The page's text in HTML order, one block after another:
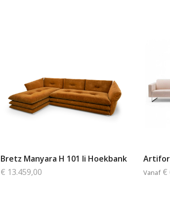
Bretz Manyara H 101 li Hoekbank
€ 13.459,00
Vanaf €